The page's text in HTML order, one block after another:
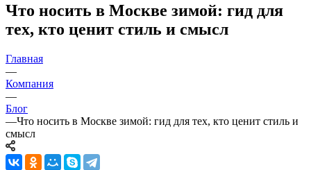
Что носить в Москве зимой: гид для
тех, кто ценит стиль и смысл
Главная
—
Компания
—
Блог
—Что носить в Москве зимой: гид для тех, кто ценит стиль и
смысл